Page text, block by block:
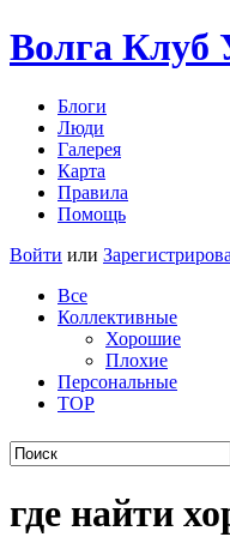
Волга Клуб
Блоги
Люди
Галерея
Карта
Правила
Помощь
Войти или
Все
Коллективные
Хорошие
Плохие
Персональные
TOP
где найти